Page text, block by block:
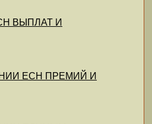
ВЫПЛАТ И
ЕСН ПРЕМИЙ И